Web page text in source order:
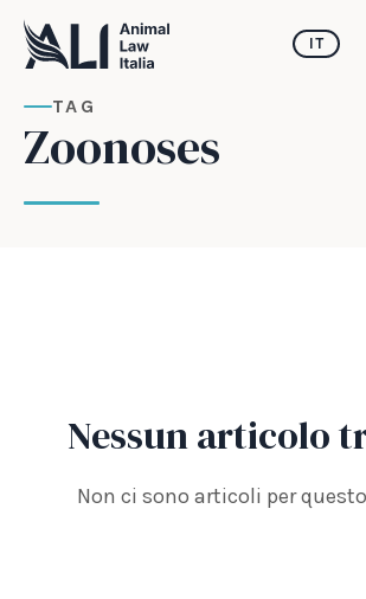
IT
TAG
Zoonoses
Nessun articolo
Non ci sono articoli per